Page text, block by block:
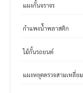
แผงกั้นจราจร
กำแพงน้ำพลาสติก
ไม้กั้นรถยนต์
แผงหยุดตรวจสามเหลี่ยม